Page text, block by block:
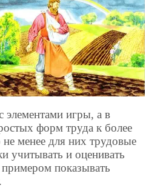
элементами игры, а в
форм труда к более
менее для них трудовые
учитывать и оценивать
показывать